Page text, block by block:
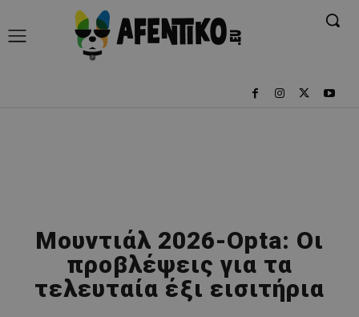
Μουντιάλ 2026-Opta: Οι
προβλέψεις για τα
τελευταία έξι εισιτήρια